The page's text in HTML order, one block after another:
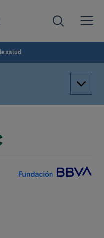
salud